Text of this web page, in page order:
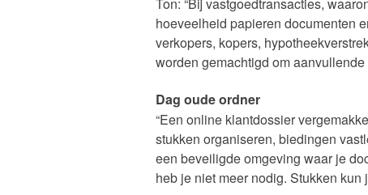
hoeveelheid papieren documenten
verkopers, kopers,
worden gemachtigd om
Dag oude ordner
“Een online klantdossier
stukken organiseren, biedingen
een beveiligde omgeving waar je
heb je niet meer nodig. Stukken